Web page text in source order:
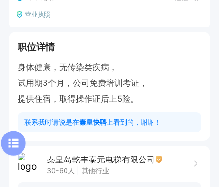
营业执照
职位详情
身体健康，无传染类疾病，
试用期3个月，公司免费培训考证，
提供住宿，取得操作证后上5险。
联系我时请说是在秦皇快聘 上看到的，谢谢！
秦皇岛乾丰泰元电梯有限公司
30-60人 其他行业